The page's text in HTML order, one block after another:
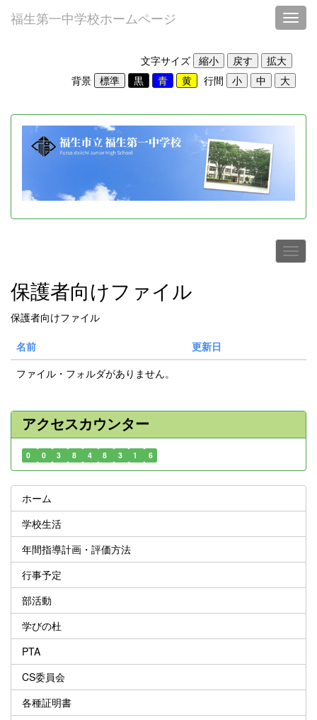
福生第一中学校ホームページ
文字サイズ
背景
行間
保護者向けファイル
保護者向けファイル
名前
更新日
ファイル・フォルダがありません。
アクセスカウンター
0 0 3 8 4 8 3 1 6
ホーム
学校生活
年間指導計画・評価方法
行事予定
部活動
学びの杜
PTA
CS委員会
各種証明書